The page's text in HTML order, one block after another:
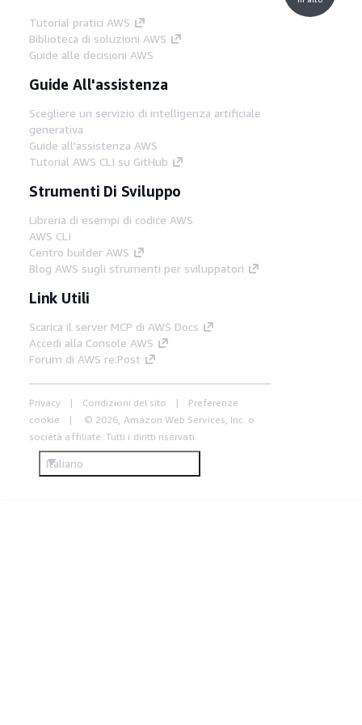
Tutorial pratici AWS
Biblioteca di soluzioni AWS
Guide alle decisioni AWS
Guide All'assistenza
Scegliere un servizio di intelligenza artificiale
generativa
Guide all'assistenza AWS
Tutorial AWS CLI su GitHub
Strumenti Di Sviluppo
Libreria di esempi di codice AWS
AWS CLI
Centro builder AWS
Blog AWS sugli strumenti per sviluppatori
Link Utili
Scarica il server MCP di AWS Docs
Accedi alla Console AWS
Forum di AWS re:Post
Privacy Condizioni del sito
Preferenze
cookie
© 2026, Amazon Web Services, Inc. o
società affiliate. Tutti i diritti riservati.
Italiano